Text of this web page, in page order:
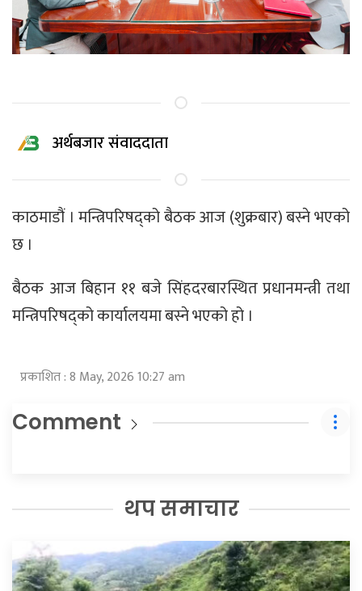
अर्थबजार संवाददाता
काठमाडौं । मन्त्रिपरिषद्को बैठक आज (शुक्रबार) बस्ने भएको
छ ।
बैठक आज बिहान ११ बजे सिंहदरबारस्थित प्रधानमन्त्री तथा
मन्त्रिपरिषद्को कार्यालयमा बस्ने भएको हो ।
प्रकाशित : 8 May, 2026 10:27 am
Comment
थप समाचार